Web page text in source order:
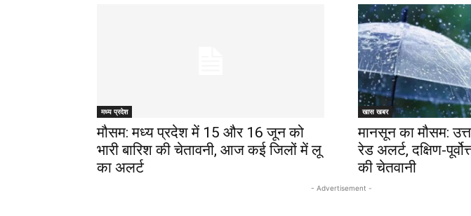
मध्य प्रदेश
मौसम: मध्य प्रदेश में 15 और 16 जून को
भारी बारिश की चेतावनी, आज कई जिलों में लू
का अलर्ट
खास खबर
मानसून का मौसम:
रेड अलर्ट, दक्षिण-
की चेतवानी
- Advertisement -